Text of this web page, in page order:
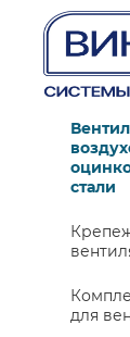
ОФИС ЗАКРЫТО
стали
для